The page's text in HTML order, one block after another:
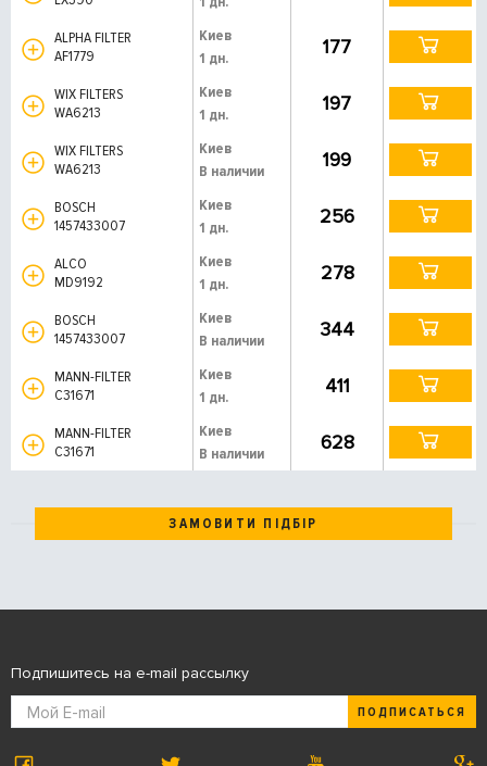
ALPHA FILTER
AF1779
Киев
1 дн.
177
WIX FILTERS
WA6213
Киев
1 дн.
197
WIX FILTERS
WA6213
Киев
В наличии
199
BOSCH
1457433007
Киев
1 дн.
256
ALCO
MD9192
Киев
1 дн.
278
BOSCH
1457433007
Киев
В наличии
344
MANN-FILTER
C31671
Киев
1 дн.
411
MANN-FILTER
C31671
Киев
В наличии
628
ЗАМОВИТИ ПІДБІР
Подпишитесь на e-mail рассылку
ПОДПИСАТЬСЯ